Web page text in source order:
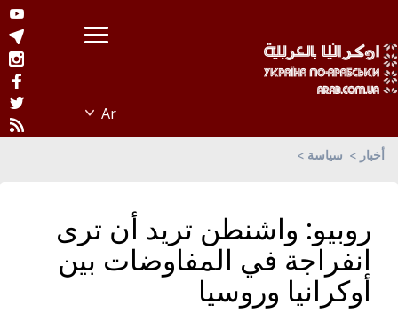
أخبار سياسة
روبيو: واشنطن تريد أن ترى
انفراجة في المفاوضات بين
أوكرانيا وروسيا